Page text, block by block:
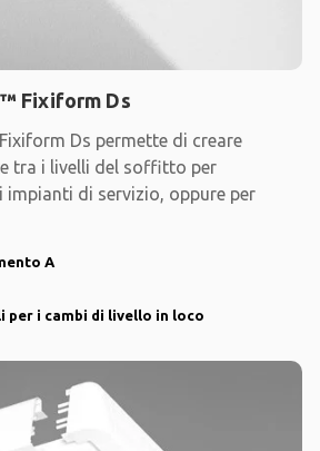
Fixiform Ds
Ds permette di creare
tra i livelli del soffitto per
impianti di servizio, oppure per
A
per i cambi di livello in loco